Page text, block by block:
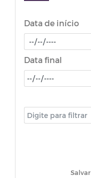
LDO - Lei
LOA -
Data de início
Data final